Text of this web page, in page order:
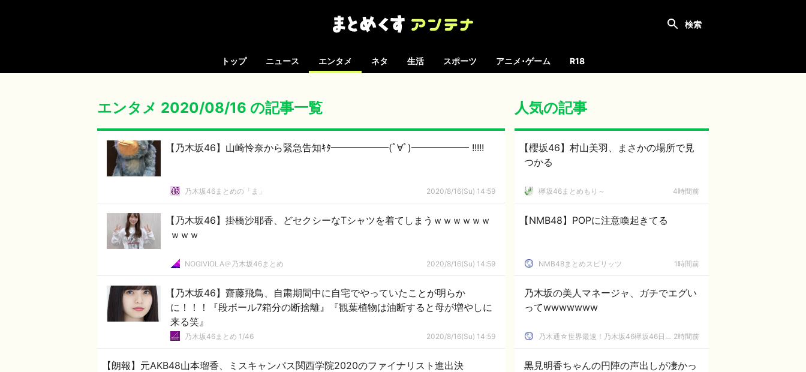
トップ ニュース エンタメ ネタ 生活 スポーツ アニメ･ゲーム R18
エンタメ 2020/08/16 の記事一覧
【乃木坂46】山崎怜奈から緊急告知ｷﾀ━━━━━━(ﾟ∀ﾟ)━━━━━━ !!!!!
乃木坂46まとめの「ま」 2020/8/16(Su) 14:59
【乃木坂46】掛橋沙耶香、どセクシーなTシャツを着てしまうｗｗｗｗｗｗ
ｗｗｗ
NOGIVIOLA＠乃木坂46まとめ 2020/8/16(Su) 14:59
【乃木坂46】齋藤飛鳥、自粛期間中に自宅でやっていたことが明らか
に！！！『段ボール7箱分の断捨離』『観葉植物は油断すると母が増やしに
来る笑』
乃木坂46まとめ 1/46 2020/8/16(Su) 14:59
【朗報】元AKB48山本瑠香、ミスキャンパス関西学院2020のファイナリスト進出決
人気の記事
【櫻坂46】村山美羽、まさかの場所で見
つかる
欅坂46まとめもり～ 4時間前
【NMB48】POPに注意喚起きてる
NMB48まとめスピリッツ 1時間前
乃木坂の美人マネージャ、ガチでエグい
ってwwwwwww
乃木通☆世界最速！乃木坂46欅坂46日向坂46速報まとめ 2時間前
黒見明香ちゃんの円陣の声出しが凄かっ